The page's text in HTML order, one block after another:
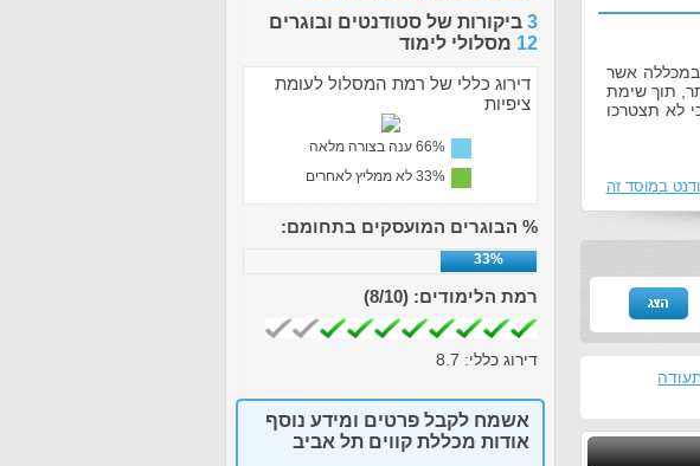
במכללה אשר
תוך שימת
לא תצטרכו
במוסד זה
3 ביקורות של סטודנטים ובוגרים
12 מסלולי לימוד
דירוג כללי של רמת המסלול לעומת
ציפיות
66% ענה בצורה מלאה
33% לא ממליץ לאחרים
% הבוגרים המועסקים בתחומם:
33%
רמת הלימודים: (8/10)
דירוג כללי: 8.7
אשמח לקבל פרטים ומידע נוסף
אודות מכללת קווים תל אביב